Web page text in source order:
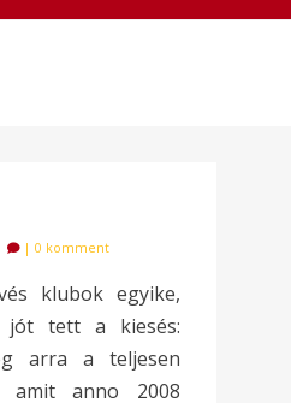
|0 komment
klubok egyike,
jót tett a kiesés:
arra a teljesen
amit anno 2008